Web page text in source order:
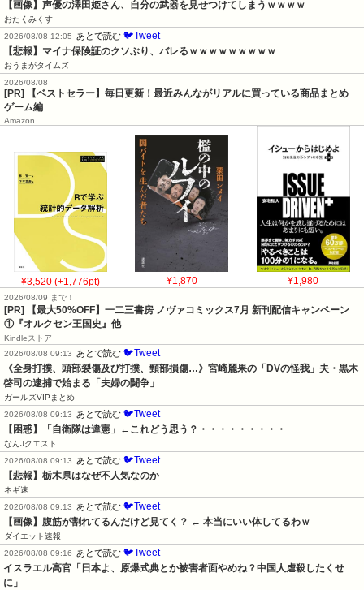
【画像】声優の澤田姫さん、自分の武器を見せつけてしまうｗｗｗｗ
おたくみくす
2026/08/08 12:05
あとで読む 🐦Tweet
【悲報】マイナ保険証のクソぶり、バレるｗｗｗｗｗｗｗｗｗ
おうまがタイムズ
2026/08/08
[PR] 【ベストセラー】毎日更新！最近みんながリアルに買っている商品まとめ
ゲーム編
Amazon
¥3,520 (+1,776pt) ¥1,870 ¥1,980
2026/08/09 まで！
[PR] 【最大50%OFF】一二三書房 ノヴァコミックス7月 新刊配信キャンペーン
①『オルクセン王国史』他
Kindleストア
2026/08/08 09:13
あとで読む 🐦Tweet
《全身打撲、頭部裂傷及び打撲、頸部損傷…》宮崎麗果の「DVの怪我」夫・黒木
啓司の逮捕で始まる「夫婦の闘争」
ガールズVIPまとめ
2026/08/08 09:13
あとで読む 🐦Tweet
【困惑】「自衛隊は違憲」←これどう思う？・・・・・・・・・
なんJクエスト
2026/08/08 09:13
あとで読む 🐦Tweet
【悲報】栃木県はなぜ不人気なのか
ネギ速
2026/08/08 09:13
あとで読む 🐦Tweet
【画像】腹筋が割れてるんだけど見てく？ ← 本当にいい体してるわｗ
ダイエット速報
2026/08/08 09:16
あとで読む 🐦Tweet
イスラエル高官「日本よ、原爆式典とか被害者面やめね？中国人虐殺したくせ
に」